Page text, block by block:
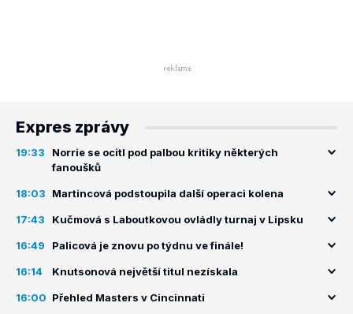
Expres zprávy
19:33
Norrie se ocitl pod palbou kritiky některých
fanoušků
18:03 Martincová podstoupila další operaci kolena
17:43 Kučmová s Laboutkovou ovládly turnaj v Lipsku
16:49 Palicová je znovu po týdnu ve finále!
16:14 Knutsonová největší titul nezískala
16:00 Přehled Masters v Cincinnati